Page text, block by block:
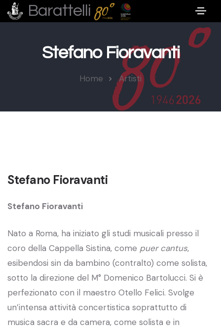
Barattelli
Stefano Fioravanti
Home Artisti
Stefano Fioravanti
Stefano Fioravanti
Nato a Roma, ha iniziato gli studi musicali presso il
coro della Cappella Sistina, come puer cantus,
esibendosi sin da bambino (contralto) come solista,
sotto la direzione del M° Domenico Bartolucci. Si è
perfezionato con il maestro Otello Felici. Svolge
un’intensa attività concertistica soprattutto di
musica sacra e da camera, come solista e in